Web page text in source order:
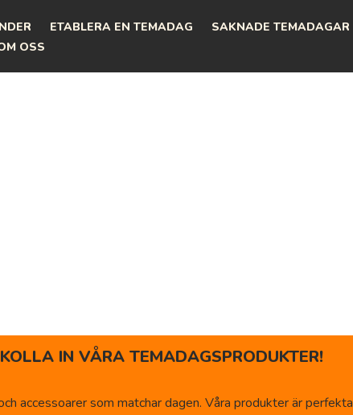
ETABLERA EN TEMADAG SAKNADE TEMADAGAR
OSS
IN VÅRA TEMADAGSPRODUKTER!
accessoarer som matchar dagen. Våra produkter är perfekta